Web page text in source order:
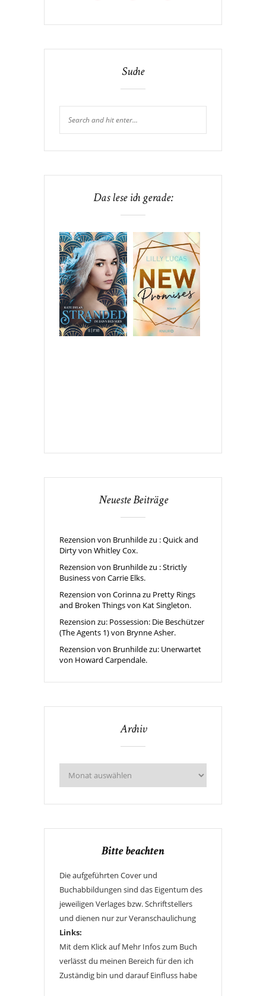
Suche
Das lese ich gerade:
Neueste Beiträge
Rezension von Brunhilde zu : Quick and
Dirty von Whitley Cox.
Rezension von Brunhilde zu : Strictly
Business von Carrie Elks.
Rezension von Corinna zu Pretty Rings
and Broken Things von Kat Singleton.
Rezension zu: Possession: Die Beschützer
(The Agents 1) von Brynne Asher.
Rezension von Brunhilde zu: Unerwartet
von Howard Carpendale.
Archiv
Bitte beachten
Die aufgeführten Cover und
Buchabbildungen sind das Eigentum des
jeweiligen Verlages bzw. Schriftstellers
und dienen nur zur Veranschaulichung
Links:
Mit dem Klick auf Mehr Infos zum Buch
verlässt du meinen Bereich für den ich
Zuständig bin und darauf Einfluss habe